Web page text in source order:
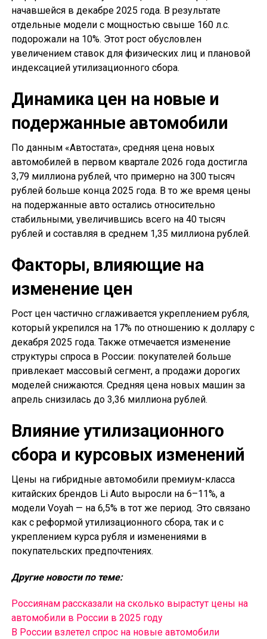
начавшейся в декабре 2025 года. В результате
отдельные модели с мощностью свыше 160 л.с.
подорожали на 10%. Этот рост обусловлен
увеличением ставок для физических лиц и плановой
индексацией утилизационного сбора.
Динамика цен на новые и
подержанные автомобили
По данным «Автостата», средняя цена новых
автомобилей в первом квартале 2026 года достигла
3,79 миллиона рублей, что примерно на 300 тысяч
рублей больше конца 2025 года. В то же время цены
на подержанные авто остались относительно
стабильными, увеличившись всего на 40 тысяч
рублей и составляя в среднем 1,35 миллиона рублей.
Факторы, влияющие на
изменение цен
Рост цен частично сглаживается укреплением рубля,
который укрепился на 17% по отношению к доллару с
декабря 2025 года. Также отмечается изменение
структуры спроса в России: покупателей больше
привлекает массовый сегмент, а продажи дорогих
моделей снижаются. Средняя цена новых машин за
апрель снизилась до 3,36 миллиона рублей.
Влияние утилизационного
сбора и курсовых изменений
Цены на гибридные автомобили премиум-класса
китайских брендов Li Auto выросли на 6–11%, а
модели Voyah — на 6,5% в тот же период. Это связано
как с реформой утилизационного сбора, так и с
укреплением курса рубля и изменениями в
покупательских предпочтениях.
Другие новости по теме:
Россиянам рассказали на сколько вырастут цены на
автомобили в России в 2025 году
В России взлетел спрос на новые автомобили